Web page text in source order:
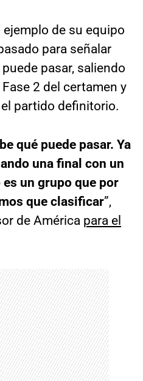
de su equipo
para señalar
pasar, saliendo
2 del certamen y
partido definitorio.
qué puede pasar. Ya
una final con un
un grupo que por
que clasificar”,
de América para el